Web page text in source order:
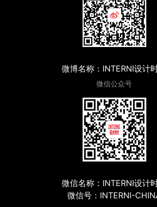
微博名称：INTERNI设计
微信公众号
微信名称：INTERNI设计
微信号：INTERNI-